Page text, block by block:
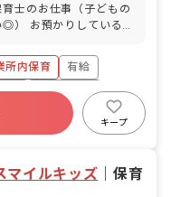
士のお仕事（子どもの
） お預かりしている子
・清潔・衣類の着脱等
た社会性の装着 ・行事
知らせの作成
所内保育
有給
度
未経験歓迎
キープ
マイルキッズ
保育